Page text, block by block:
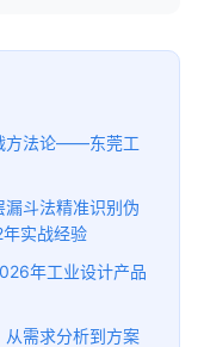
方法论——东莞工
斗法精准识别伪
实战经验
年工业设计产品
从需求分析到方案